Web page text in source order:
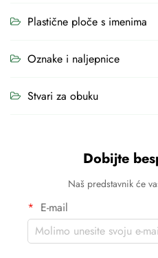
Plastične ploče s imenima
Oznake i naljepnice
Stvari za obuku
Dobijte
Naš predstavnik će
E-mail